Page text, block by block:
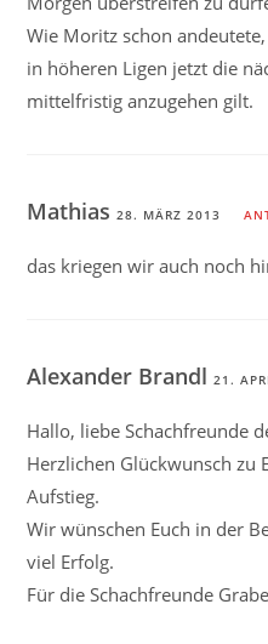
Wie Moritz schon
in höheren Ligen jetzt die
mittelfristig anzugehen gilt.
Mathias28. MÄRZ 2013
das kriegen wir auch noch
Alexander Brandl21.
Hallo, liebe Schachfreunde
Herzlichen Glückwunsch zu
Aufstieg.
Wir wünschen Euch in der
viel Erfolg.
Für die Schachfreunde